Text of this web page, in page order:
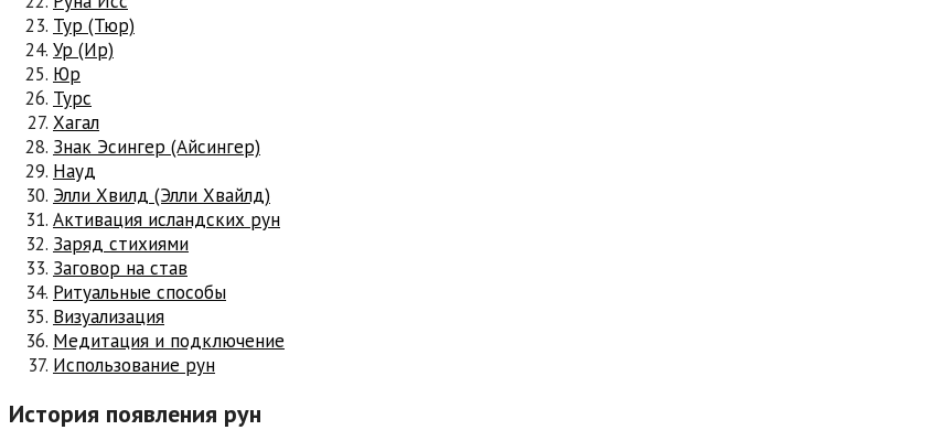
Тур (Тюр)
Ур (Ир)
Юр
Турс
Хагал
Знак Эсингер (Айсингер)
Науд
Элли Хвилд (Элли Хвайлд)
Активация исландских рун
Заряд стихиями
Заговор на став
Ритуальные способы
Визуализация
Медитация и подключение
Использование рун
История появления рун